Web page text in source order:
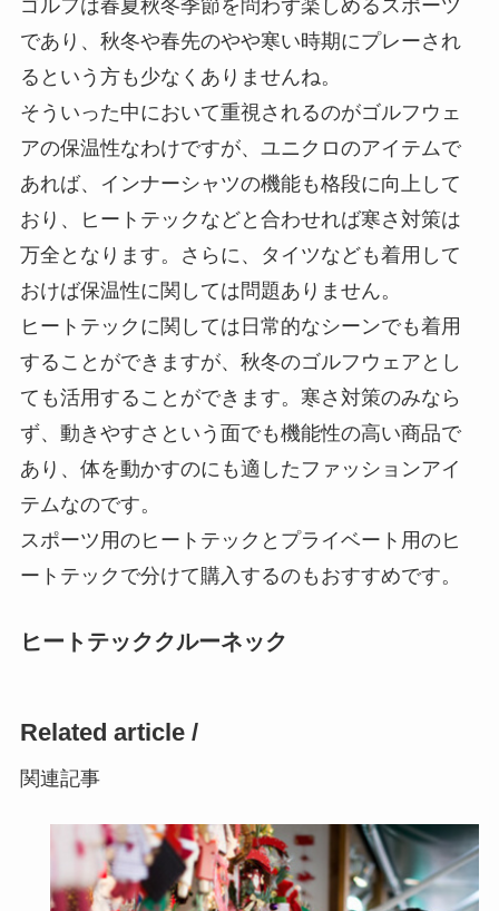
ゴルフは春夏秋冬季節を問わず楽しめるスポーツ
であり、秋冬や春先のやや寒い時期にプレーされ
るという方も少なくありませんね。
そういった中において重視されるのがゴルフウェ
アの保温性なわけですが、ユニクロのアイテムで
あれば、インナーシャツの機能も格段に向上して
おり、ヒートテックなどと合わせれば寒さ対策は
万全となります。さらに、タイツなども着用して
おけば保温性に関しては問題ありません。
ヒートテックに関しては日常的なシーンでも着用
することができますが、秋冬のゴルフウェアとし
ても活用することができます。寒さ対策のみなら
ず、動きやすさという面でも機能性の高い商品で
あり、体を動かすのにも適したファッションアイ
テムなのです。
スポーツ用のヒートテックとプライベート用のヒ
ートテックで分けて購入するのもおすすめです。
ヒートテッククルーネック
Related article /
関連記事